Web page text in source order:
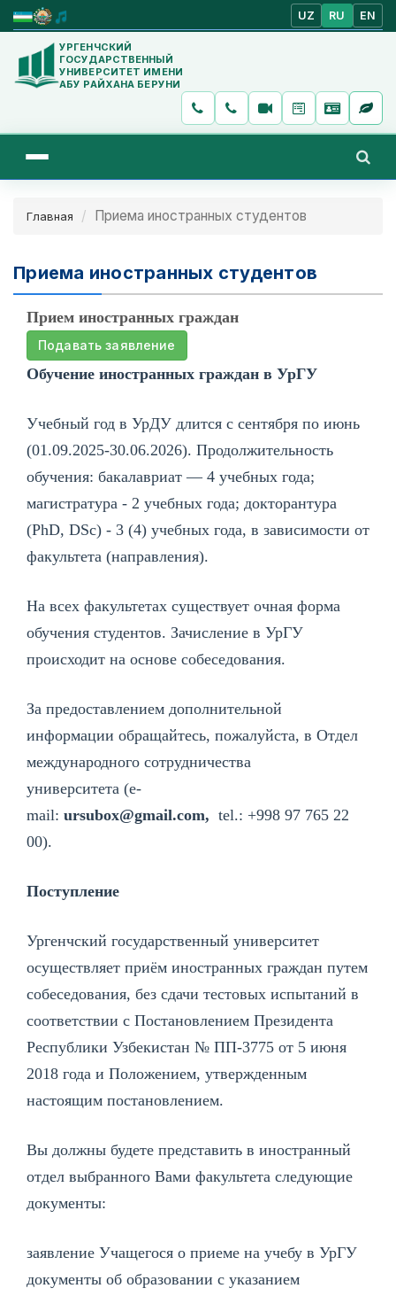
UZ RU EN
УРГЕНЧСКИЙ
ГОСУДАРСТВЕННЫЙ
УНИВЕРСИТЕТ ИМЕНИ
АБУ РАЙХАНА БЕРУНИ
Главная Приема иностранных студентов
Приема иностранных студентов
Прием иностранных граждан
Подавать заявление
Обучение иностранных граждан в УрГУ
Учебный год в УрДУ длится с сентября по июнь
(01.09.2025-30.06.2026). Продолжительность
обучения: бакалавриат — 4 учебных года;
магистратура - 2 учебных года; докторантура
(PhD, DSc) - 3 (4) учебных года, в зависимости от
факультета (направления).
На всех факультетах существует очная форма
обучения студентов. Зачисление в УрГУ
происходит на основе собеседования.
За предоставлением дополнительной
информации обращайтесь, пожалуйста, в Отдел
международного сотрудничества
университета (e-
mail: ursubox@gmail.com, tel.: +998 97 765 22
00).
Поступление
Ургенчский государственный университет
осуществляет приём иностранных граждан путем
собеседования, без сдачи тестовых испытаний в
соответствии с Постановлением Президента
Республики Узбекистан № ПП-3775 от 5 июня
2018 года и Положением, утвержденным
настоящим постановлением.
Вы должны будете представить в иностранный
отдел выбранного Вами факультета следующие
документы:
заявление Учащегося о приеме на учебу в УрГУ
документы об образовании с указанием